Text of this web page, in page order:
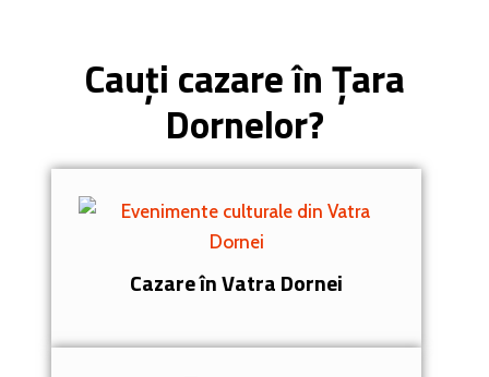
Cauți cazare în Țara
Dornelor?
Cazare în Vatra Dornei